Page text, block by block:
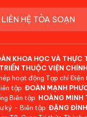
LIÊN HỆ TÒA SOẠN
KHOA HỌC VÀ THỰC
THUỘC VIỆN
hoạt động Tạp chí
tập: ĐOÀN MẠNH
Biên tập: HOÀNG MINH
ký - Biên tập: ĐẶNG